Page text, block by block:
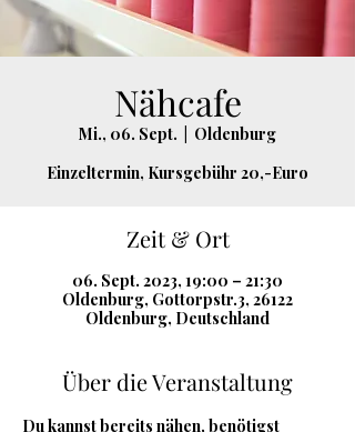
Nähcafe
Mi., 06. Sept.
Oldenburg
Einzeltermin, Kursgebühr 20,-Euro
Zeit & Ort
06. Sept. 2023, 19:00 – 21:30
Oldenburg, Gottorpstr.3, 26122
Oldenburg, Deutschland
Über die Veranstaltung
Du kannst bereits nähen, benötigst